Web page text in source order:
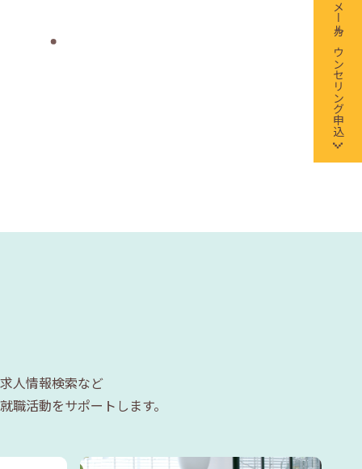
メールカウンセリング申込
人情報検索など
活動をサポートします。